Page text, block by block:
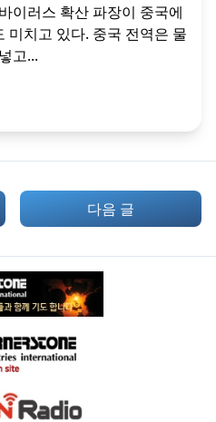
이러스 확산 파장이 중국에
미치고 있다. 중국 전역은 물
고...
다음 글